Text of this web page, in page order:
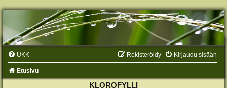
UKK Kirjaudu sisään
Rekisteröidy
Etusivu
KLOROFYLLI